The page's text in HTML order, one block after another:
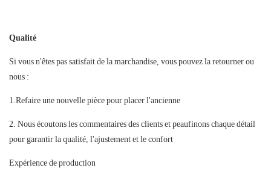
Qualité
Si vous n'êtes pas satisfait de la marchandise, vous pouvez la retourner ou
nous :
1.Refaire une nouvelle pièce pour placer l'ancienne
2. Nous écoutons les commentaires des clients et peaufinons chaque détail
pour garantir la qualité, l'ajustement et le confort
Expérience de production